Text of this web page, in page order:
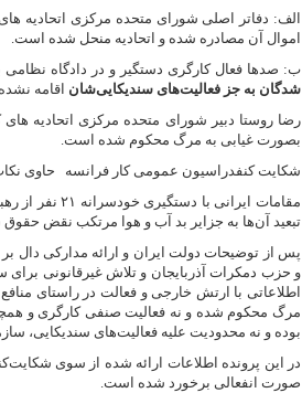
اموال آن مصادره شده و اتحادیه منحل شده است.
ب: صدها فعال کارگری دستگیر و در دادگاه
شدگان به جز فعالیت‌های سندیکایی‌شان اقامه
رضا روستا دبیر شورای متحده مرکزی اتحادیه
بصورت غیابی به مرگ محکوم شده است.
شکایت کنفدراسیون عمومی کار فرانسه
حاوی
مقامات
تبعید آن‌ها به جزایر بد آب و هوا مرتکب نقض حقوق
پس از توضیحات دولت ایران و ارائه مدارکی دال
و حزب دمکرات آذربایجان و تلاش غیرقانونی
اطلاعاتی با ارتش خارجی و فعالت در راستای
مرگ محکوم شده و نه فعالیت‌ صنفی کارگری و
بوده و نه محدودیت‌ علیه فعالیت‌های سندیکایی،
در این پرونده اطلاعات ارائه شده از سوی
صورت انفعالی برخورد شده است.